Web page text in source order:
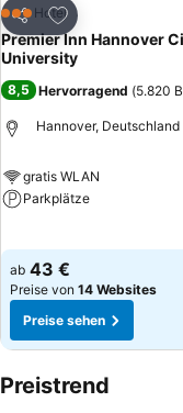
Teilen
Zu Favoriten
3 SterneHotel
Premier Inn Hannover
University
8,5 Hervorragend (5.820
Hannover, Deutschland
gratis WLAN
Parkplätze
ab 43 €
Preise von 14 Websites
Preise sehen
Preistrend